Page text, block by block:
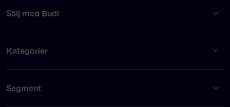
Sälj med Budi
Kategorier
Segment